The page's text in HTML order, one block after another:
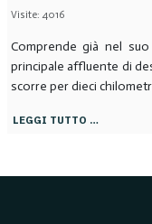
Visite: 4016
Comprende già nel
principale affluente di
scorre per dieci
LEGGI TUTTO …